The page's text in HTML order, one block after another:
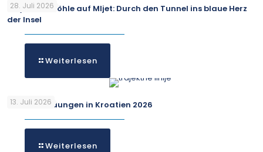
28. Juli 2026
Odysseus-Höhle auf Mljet: Durch den Tunnel ins blaue Herz
der Insel
Weiterlesen
13. Juli 2026
Fährverbindungen in Kroatien 2026
Weiterlesen